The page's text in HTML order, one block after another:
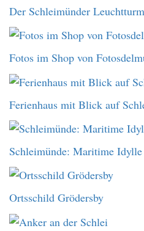
Der Schleimünder Leuchtturm
Fotos im Shop von
Ferienhaus mit Blick auf
Schleimünde: Maritime
Ortsschild Grödersby